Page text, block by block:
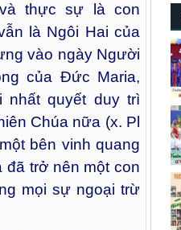
thực sự là con
là Ngôi Hai của
vào ngày Người
của Đức Maria,
nhất quyết duy trì
Chúa nữa (x. Pl
bên vinh quang
đã trở nên một con
mọi sự ngoại trừ